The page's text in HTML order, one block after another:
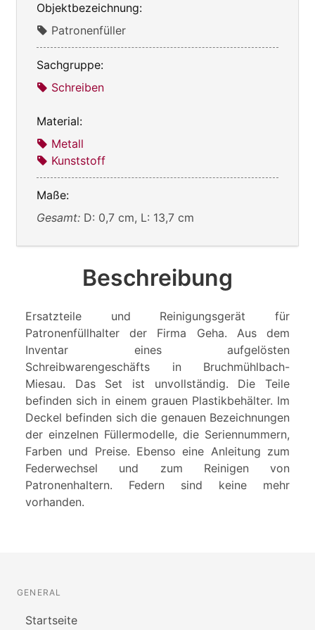
Objektbezeichnung:
Patronenfüller
Sachgruppe:
Schreiben
Material:
Metall
Kunststoff
Maße:
Gesamt: D: 0,7 cm, L: 13,7 cm
Beschreibung
Ersatzteile und Reinigungsgerät für
Patronenfüllhalter der Firma Geha. Aus dem
Inventar eines aufgelösten
Schreibwarengeschäfts in Bruchmühlbach-
Miesau. Das Set ist unvollständig. Die Teile
befinden sich in einem grauen Plastikbehälter. Im
Deckel befinden sich die genauen Bezeichnungen
der einzelnen Füllermodelle, die Seriennummern,
Farben und Preise. Ebenso eine Anleitung zum
Federwechsel und zum Reinigen von
Patronenhaltern. Federn sind keine mehr
vorhanden.
GENERAL
Startseite